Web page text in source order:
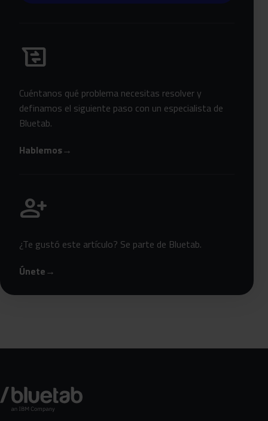
business_messages
Habla con Bluetab
Cuéntanos qué problema necesitas resolver y
definamos el siguiente paso con un especialista de
Bluetab.
Hablemos→
person_add
Únete a Bluetab
¿Te gustó este artículo? Se parte de Bluetab.
Únete→